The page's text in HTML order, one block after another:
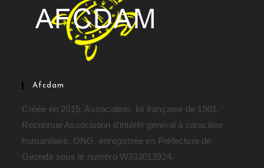
Afcdam
Créée en 2015, Association loi française de 1901.
Reconnue Association d’intérêt général à caractère
humanitaire, ONG, enregistrée en Préfecture de
Gironde sous le numéro W332013924.